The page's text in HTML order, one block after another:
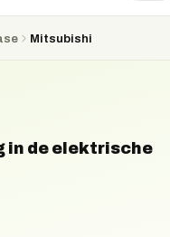
Mitsubishi
in de elektrische